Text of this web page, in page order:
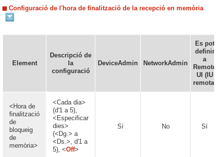
Configuració de l'hora de finalització de la recepció en memòria
Element
Descripció de
la
configuració
DeviceAdmin NetworkAdmin
Es pot
definir
a
Remote
UI (IU
remota)
<Hora de
finalització
de
bloqueig
de
memòria>
<Cada dia>
(d'1 a 5),
<Especificar
dies>
(<Dg.> a
<Ds.>, d'1 a
5), <Off>
Sí No Sí